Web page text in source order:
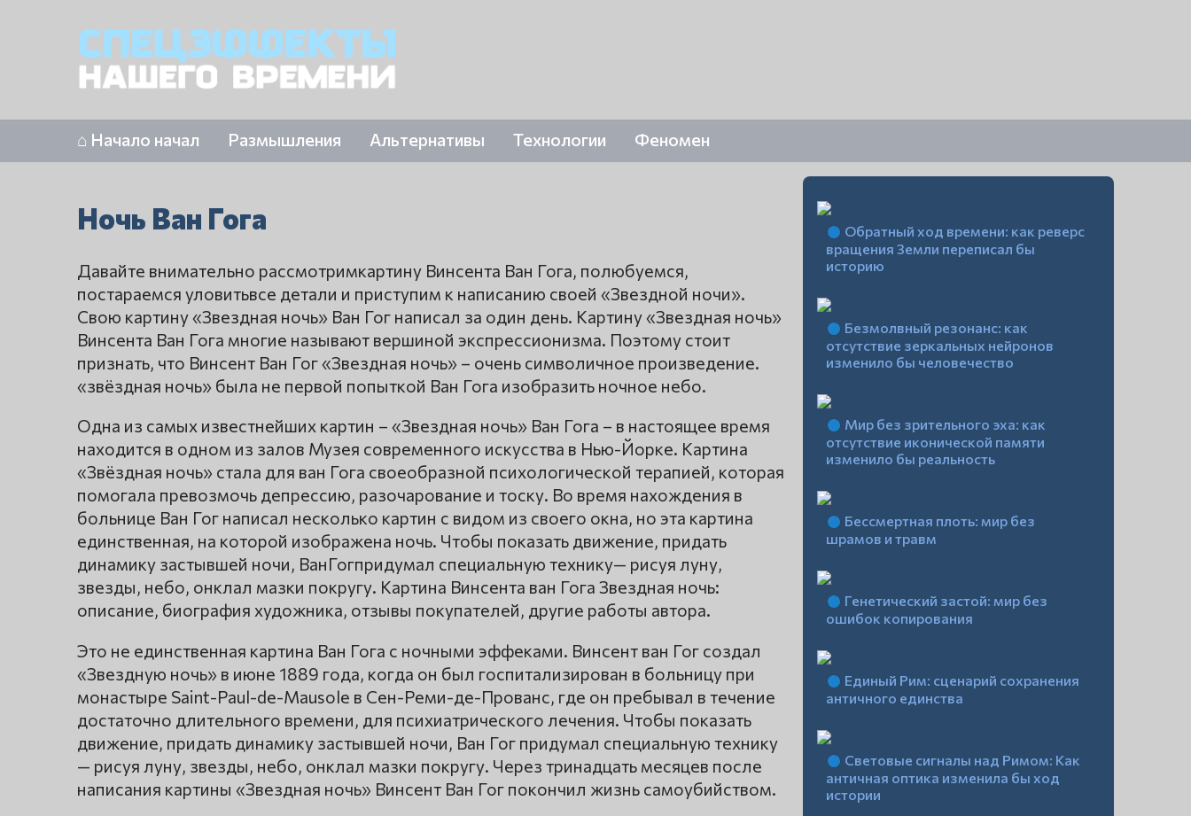
⌂ Начало начал Размышления Альтернативы Технологии Феномен
Ночь Ван Гога
Давайте внимательно рассмотримкартину Винсента Ван Гога, полюбуемся,
постараемся уловитьвсе детали и приступим к написанию своей «Звездной ночи».
Свою картину «Звездная ночь» Ван Гог написал за один день. Картину «Звездная ночь»
Винсента Ван Гога многие называют вершиной экспрессионизма. Поэтому стоит
признать, что Винсент Ван Гог «Звездная ночь» – очень символичное произведение.
«звёздная ночь» была не первой попыткой Ван Гога изобразить ночное небо.
Одна из самых известнейших картин – «Звездная ночь» Ван Гога – в настоящее время
находится в одном из залов Музея современного искусства в Нью-Йорке. Картина
«Звёздная ночь» стала для ван Гога своеобразной психологической терапией, которая
помогала превозмочь депрессию, разочарование и тоску. Во время нахождения в
больнице Ван Гог написал несколько картин с видом из своего окна, но эта картина
единственная, на которой изображена ночь. Чтобы показать движение, придать
динамику застывшей ночи, ВанГогпридумал специальную технику— рисуя луну,
звезды, небо, онклал мазки покругу. Картина Винсента ван Гога Звездная ночь:
описание, биография художника, отзывы покупателей, другие работы автора.
Это не единственная картина Ван Гога с ночными эффеками. Винсент ван Гог создал
«Звездную ночь» в июне 1889 года, когда он был госпитализирован в больницу при
монастыре Saint-Paul-de-Mausole в Сен-Реми-де-Прованс, где он пребывал в течение
достаточно длительного времени, для психиатрического лечения. Чтобы показать
движение, придать динамику застывшей ночи, Ван Гог придумал специальную технику
— рисуя луну, звезды, небо, онклал мазки покругу. Через тринадцать месяцев после
написания картины «Звездная ночь» Винсент Ван Гог покончил жизнь самоубийством.
Обратный ход времени: как реверс
вращения Земли переписал бы
историю
Безмолвный резонанс: как
отсутствие зеркальных нейронов
изменило бы человечество
Мир без зрительного эха: как
отсутствие иконической памяти
изменило бы реальность
Бессмертная плоть: мир без
шрамов и травм
Генетический застой: мир без
ошибок копирования
Единый Рим: сценарий сохранения
античного единства
Световые сигналы над Римом: Как
античная оптика изменила бы ход
истории